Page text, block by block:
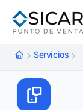
Servicios